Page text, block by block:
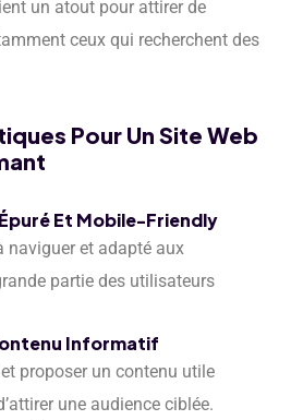
un atout pour attirer de
ceux qui recherchent des
Pour Un Site Web
Et Mobile-Friendly
naviguer et adapté aux
partie des utilisateurs
Informatif
proposer un contenu utile
une audience ciblée.